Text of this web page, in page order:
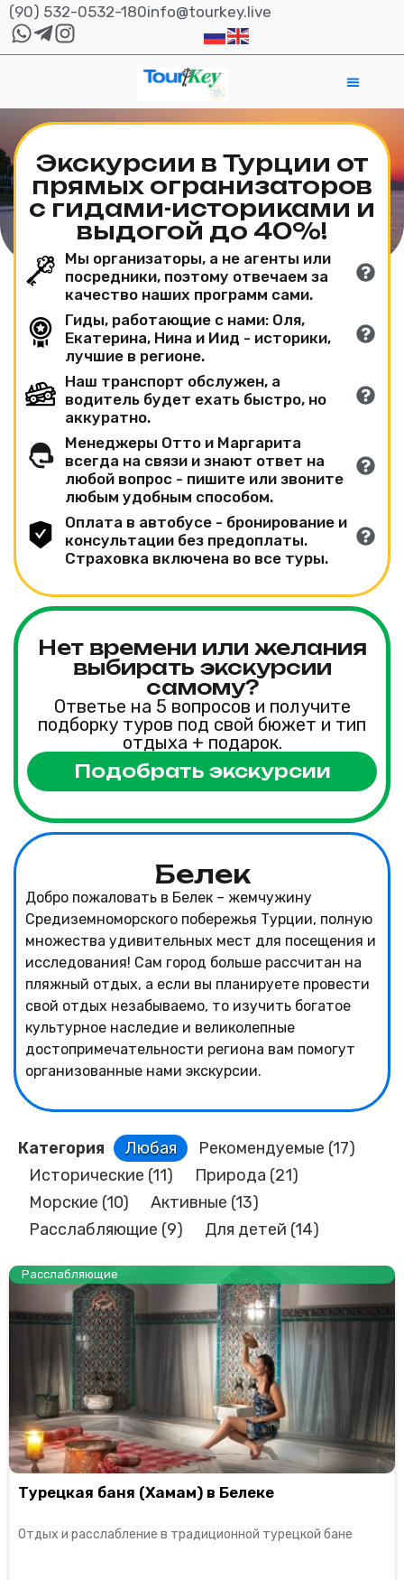
(90) 532-0532-180info@tourkey.live
Экскурсии в Турции от
прямых огранизаторов
с гидами-историками и
выдогой до 40%!
Мы организаторы, а не агенты или
посредники, поэтому отвечаем за
качество наших программ сами.
Гиды, работающие с нами: Оля,
Екатерина, Нина и Иид - историки,
лучшие в регионе.
Наш транспорт обслужен, а
водитель будет ехать быстро, но
аккуратно.
Менеджеры Отто и Маргарита
всегда на связи и знают ответ на
любой вопрос - пишите или звоните
любым удобным способом.
Оплата в автобусе - бронирование и
консультации без предоплаты.
Страховка включена во все туры.
Белек
Добро пожаловать в Белек – жемчужину
Средиземноморского побережья Турции, полную
множества удивительных мест для посещения и
исследования! Сам город больше рассчитан на
пляжный отдых, а если вы планируете провести
свой отдых незабываемо, то изучить богатое
культурное наследие и великолепные
достопримечательности региона вам помогут
организованные нами экскурсии.
Нет времени или желания
выбирать экскурсии
самому?
Ответье на 5 вопросов и получите
подборку туров под свой бюжет и тип
отдыха + подарок.
Подобрать экскурсии
Категория Любая Рекомендуемые (17)
Исторические (11) Природа (21)
Морские (10) Активные (13)
Расслабляющие (9) Для детей (14)
Расслабляющие
Турецкая баня (Хамам) в Белеке
Отдых и расслабление в традиционной турецкой бане